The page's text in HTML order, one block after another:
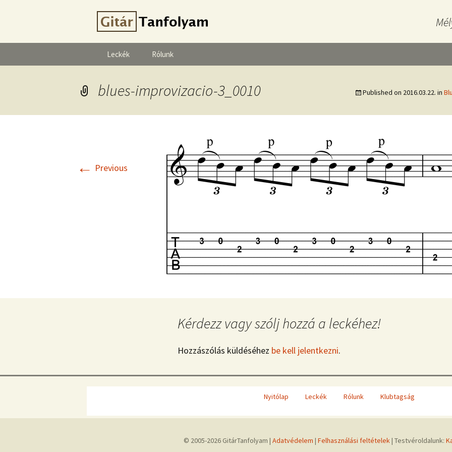
Leckék Rólunk
blues-improvizacio-3_0010 Published on 2016.03.22. in
← Previous
Kérdezz vagy szólj hozzá a leckéhez!
Hozzászólás küldéséhez be kell jelentkezni.
Nyitólap Leckék Rólunk Klubtagság
© 2005-2026 GitárTanfolyam | Adatvédelem | Felhasználási feltételek| Testvéroldalunk: